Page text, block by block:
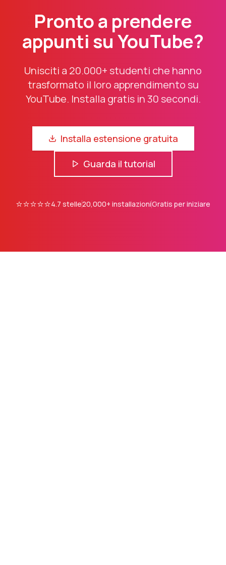
Pronto a prendere
appunti su YouTube?
Unisciti a 20.000+ studenti che hanno
trasformato il loro apprendimento su
YouTube. Installa gratis in 30 secondi.
Installa estensione gratuita
Guarda il tutorial
⭐⭐⭐⭐⭐4.7 stelle20,000+ installazioniGratis per iniziare